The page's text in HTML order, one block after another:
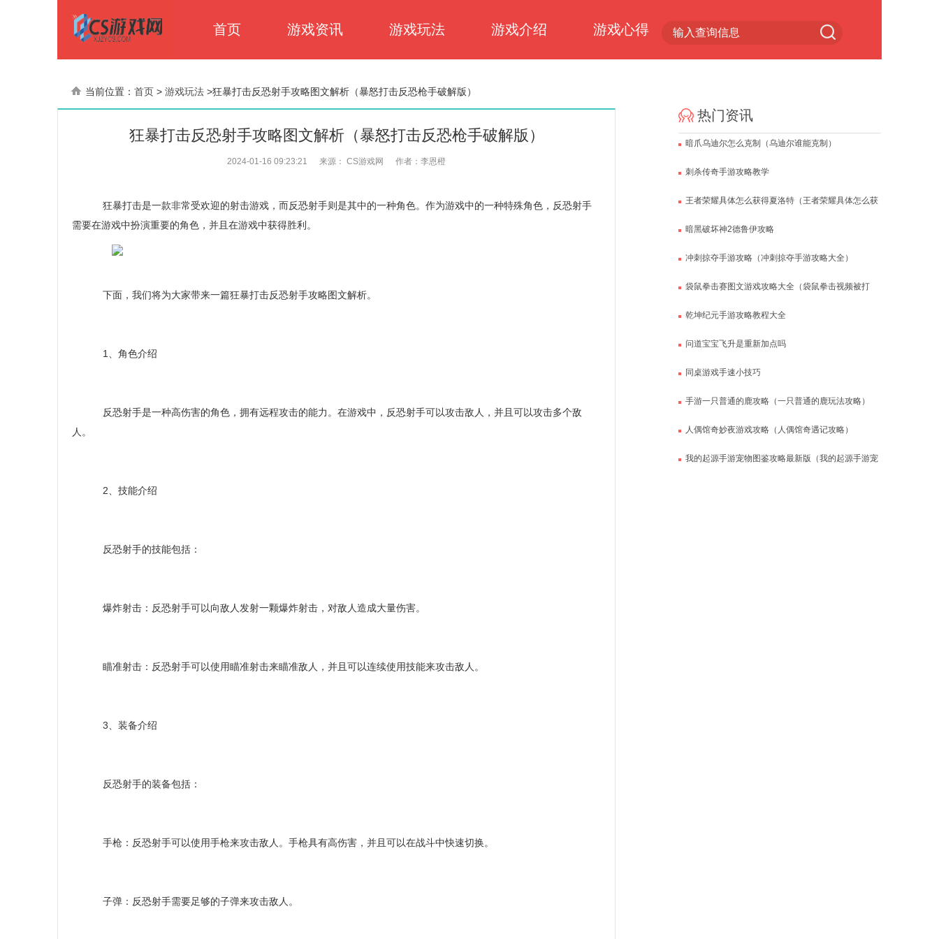
首页 游戏资讯 游戏玩法 游戏介绍 游戏心得 小游戏专区
当前位置： 首页 > 游戏玩法 >狂暴打击反恐射手攻略图文解析（暴怒打击反恐枪手破解版）
狂暴打击反恐射手攻略图文解析（暴怒打击反恐枪手破解版）
2024-01-16 09:23:21 来源： CS游戏网 作者：李恩橙
狂暴打击是一款非常受欢迎的射击游戏，而反恐射手则是其中的一种角色。作为游戏中的一种特殊角色，反恐射手
需要在游戏中扮演重要的角色，并且在游戏中获得胜利。
下面，我们将为大家带来一篇狂暴打击反恐射手攻略图文解析。
1、角色介绍
反恐射手是一种高伤害的角色，拥有远程攻击的能力。在游戏中，反恐射手可以攻击敌人，并且可以攻击多个敌
人。
2、技能介绍
反恐射手的技能包括：
爆炸射击：反恐射手可以向敌人发射一颗爆炸射击，对敌人造成大量伤害。
瞄准射击：反恐射手可以使用瞄准射击来瞄准敌人，并且可以连续使用技能来攻击敌人。
3、装备介绍
反恐射手的装备包括：
手枪：反恐射手可以使用手枪来攻击敌人。手枪具有高伤害，并且可以在战斗中快速切换。
子弹：反恐射手需要足够的子弹来攻击敌人。
热门资讯
暗爪乌迪尔怎么克制（乌迪尔谁能克制）
刺杀传奇手游攻略教学
王者荣耀具体怎么获得夏洛特（王者荣耀具体怎么获
暗黑破坏神2德鲁伊攻略
冲刺掠夺手游攻略（冲刺掠夺手游攻略大全）
袋鼠拳击赛图文游戏攻略大全（袋鼠拳击视频被打
乾坤纪元手游攻略教程大全
问道宝宝飞升是重新加点吗
同桌游戏手速小技巧
手游一只普通的鹿攻略（一只普通的鹿玩法攻略）
人偶馆奇妙夜游戏攻略（人偶馆奇遇记攻略）
我的起源手游宠物图鉴攻略最新版（我的起源手游宠